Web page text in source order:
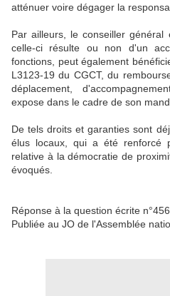
atténuer voire dégager la
Par ailleurs, le conseiller
celle-ci résulte ou non d'un
fonctions, peut également
L3123-19 du CGCT, du
déplacement,
expose dans le cadre de son
De tels droits et garanties sont
élus locaux, qui a été renforcé
relative à la démocratie de
évoqués.
Réponse à la question écrite
Publiée au JO de l'Assemblée